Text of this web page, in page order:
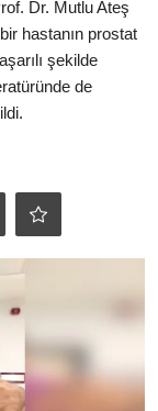
Dr. Mutlu Ateş
hastanın prostat
şekilde
de